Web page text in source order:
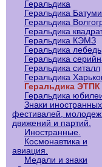
Геральдика
Геральдика Батуми
Геральдика
Геральдика
Геральдика КЭМЗ
Геральдика лебедь
Геральдика
Геральдика ситалл
Геральдика
Геральдика ЭТПК
Геральдика
Знаки иностранных
фестивалей,
движений и партий.
Иностранные.
Космонавтика и
авиация.
Медали и знаки